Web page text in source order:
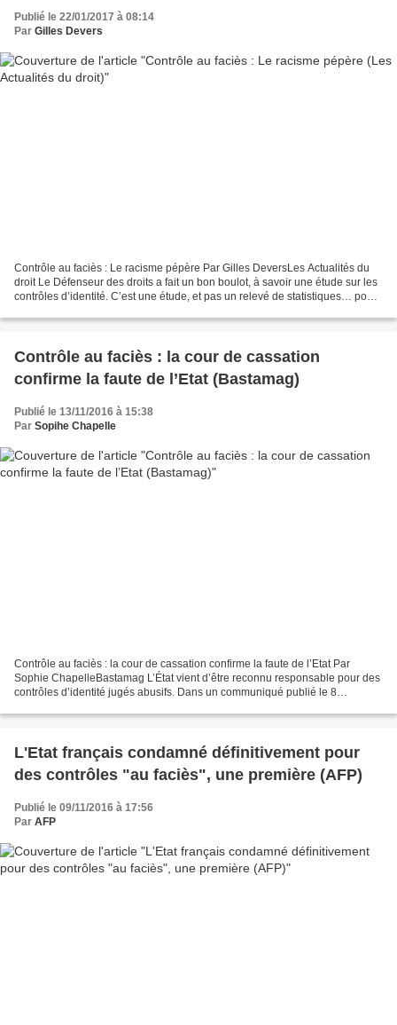
Publié le 22/01/2017 à 08:14
Par Gilles Devers
Contrôle au faciès : Le racisme pépère Par Gilles DeversLes Actualités du
droit Le Défenseur des droits a fait un bon boulot, à savoir une étude sur les
contrôles d’identité. C’est une étude, et pas un relevé de statistiques… pour
Contrôle au faciès : la cour de cassation
confirme la faute de l’Etat (Bastamag)
Publié le 13/11/2016 à 15:38
Par Sopihe Chapelle
Contrôle au faciès : la cour de cassation confirme la faute de l’Etat Par
Sophie ChapelleBastamag L’État vient d’être reconnu responsable pour des
contrôles d’identité jugés abusifs. Dans un communiqué publié le 8
L'Etat français condamné définitivement pour
des contrôles "au faciès", une première (AFP)
Publié le 09/11/2016 à 17:56
Par AFP